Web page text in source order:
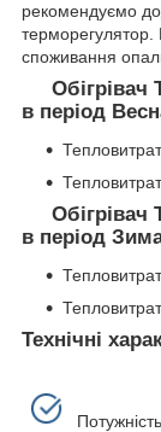
рекомендуємо
терморегулятор.
споживання
в період
в період
Технічні